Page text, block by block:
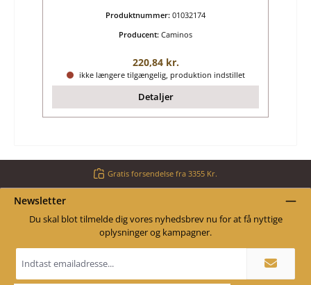
Produktnummer: 01032174
Producent: Caminos
Almindelig pris:
220,84 kr.
ikke længere tilgængelig, produktion indstillet
Detaljer
Gratis forsendelse fra 3355 Kr.
Newsletter
Du skal blot tilmelde dig vores nyhedsbrev nu for at få nyttige
oplysninger og kampagner.
adresse